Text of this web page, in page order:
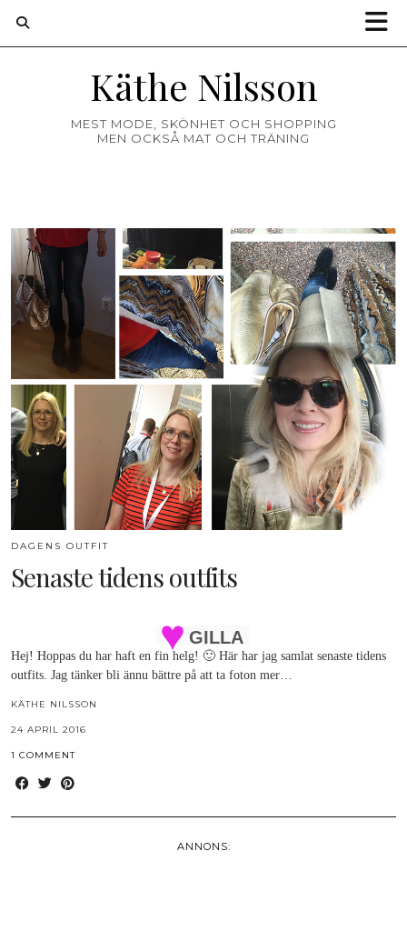
Käthe Nilsson
MEST MODE, SKÖNHET OCH SHOPPING
MEN OCKSÅ MAT OCH TRÄNING
DAGENS OUTFIT
Senaste tidens outfits
GILLA
Hej! Hoppas du har haft en fin helg! 🙂 Här har jag samlat senaste tidens
outfits. Jag tänker bli ännu bättre på att ta foton mer…
KÄTHE NILSSON
24 APRIL 2016
1 COMMENT
ANNONS: